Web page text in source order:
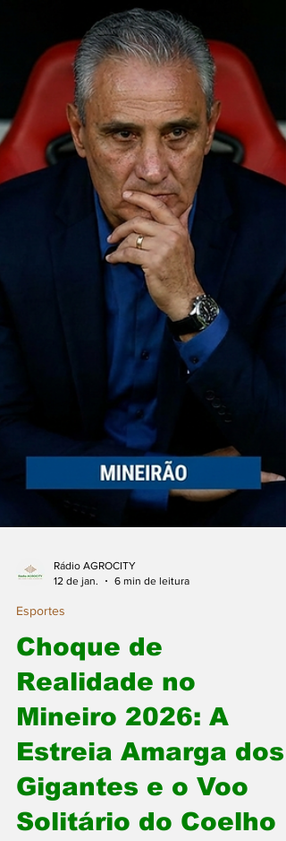
momento em que o gigante finalmente
despertou em 2026. Após um início de
temporada claudicante, marcado por quatro
empates consecutivos e uma ansiedade
crescente da torcida, o Atlético-MG venceu
Cruzeiro por 2 a 1, de virada, em um clássico
que testou os nervos de Belo Horizonte. O
impacto foi imediato: o Galo não apenas
somou sua primeira vitória no
Rádio AGROCITY
12 de jan.
6 min de leitura
Esportes
Choque de
Realidade no